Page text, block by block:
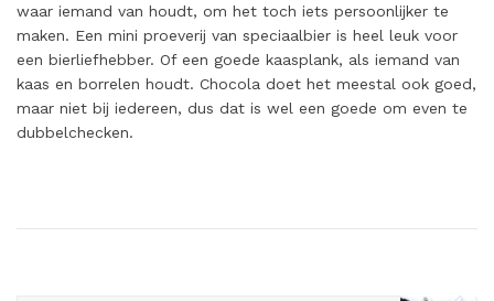
waar iemand van houdt, om het toch iets persoonlijker te
maken. Een mini proeverij van speciaalbier is heel leuk voor
een bierliefhebber. Of een goede kaasplank, als iemand van
kaas en borrelen houdt. Chocola doet het meestal ook goed,
maar niet bij iedereen, dus dat is wel een goede om even te
dubbelchecken.